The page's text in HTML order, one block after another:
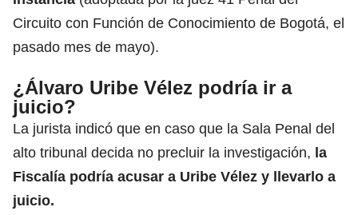
Circuito con Función de Conocimiento de Bogotá, el
pasado mes de mayo).
¿Álvaro Uribe Vélez podría ir a
juicio?
La jurista indicó que en caso que la Sala Penal del
alto tribunal decida no precluir la investigación, la
Fiscalía podría acusar a Uribe Vélez y llevarlo a
juicio.